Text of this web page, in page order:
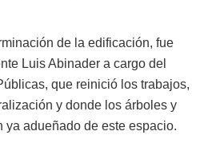
de la edificación, fue
Luis Abinader a cargo del
que reinició los trabajos,
y donde los árboles y
ya adueñado de este espacio.